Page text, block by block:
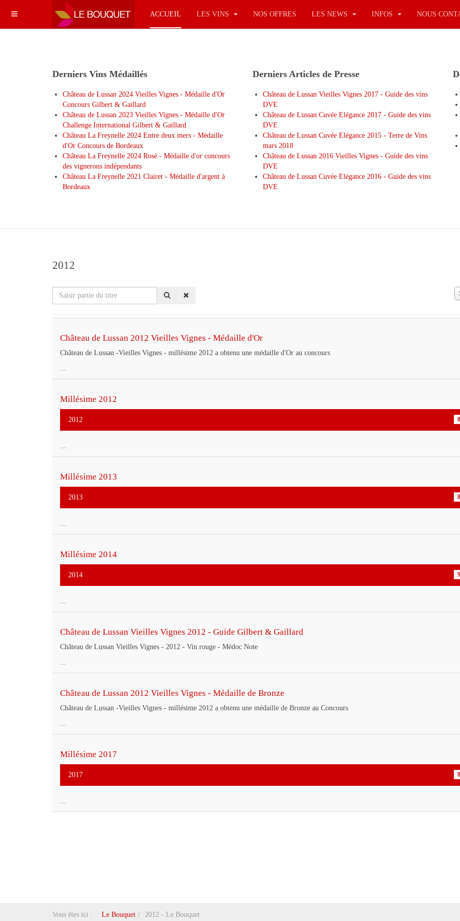
ACCUEIL LES VINS NOS OFFRES LES NEWS INFOS NOUS
Derniers Vins Médaillés
Château de Lussan 2024 Vieilles Vignes - Médaille d'Or
Concours Gilbert & Gaillard
Château de Lussan 2023 Vieilles Vignes - Médaille d'Or
Challenge International Gilbert & Gaillard
Château La Freynelle 2024 Entre deux mers - Médaille
d'Or Concours de Bordeaux
Château La Freynelle 2024 Rosé - Médaille d'or concours
des vignerons indépendants
Château La Freynelle 2021 Clairet - Médaille d'argent à
Bordeaux
Derniers Articles de Presse
Château de Lussan Vieilles Vignes 2017 - Guide des vins
DVE
Château de Lussan Cuvée Elégance 2017 - Guide des vins
DVE
Château de Lussan Cuvée Elégance 2015 - Terre de Vins
mars 2018
Château de Lussan 2016 Vieilles Vignes - Guide des vins
DVE
Château de Lussan Cuvée Elégance 2016 - Guide des vins
DVE
2012
Saisir
partie
#
Château de Lussan 2012 Vieilles Vignes - Médaille d'Or
Château de Lussan -Vieilles Vignes - millésime 2012 a obtenu une médaille d'Or au concours
...
Millésime 2012
2012
...
Millésime 2013
2013
...
Millésime 2014
2014
...
Château de Lussan Vieilles Vignes 2012 - Guide Gilbert & Gaillard
Château de Lussan Vieilles Vignes - 2012 - Vin rouge - Médoc Note
...
Château de Lussan 2012 Vieilles Vignes - Médaille de Bronze
Château de Lussan -Vieilles Vignes - millésime 2012 a obtenu une médaille de Bronze au Concours
...
Millésime 2017
2017
...
Vous êtes ici : Le Bouquet 2012 - Le Bouquet